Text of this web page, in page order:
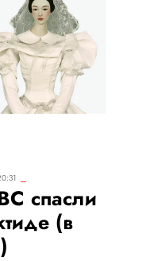
спасли
(в